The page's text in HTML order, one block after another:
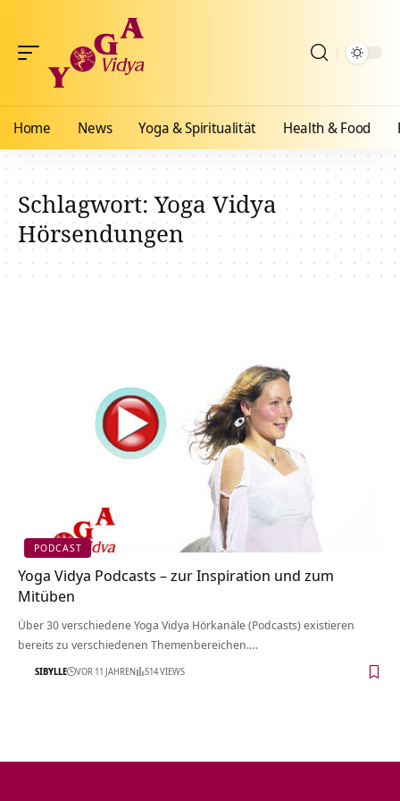
Home News Yoga & Spiritualität Health & Food
Schlagwort:Yoga Vidya
Hörsendungen
PODCAST
Yoga Vidya Podcasts – zur Inspiration und zum
Mitüben
Über 30 verschiedene Yoga Vidya Hörkanäle (Podcasts) existieren
bereits zu verschiedenen Themenbereichen.…
SIBYLLE VOR 11 JAHREN 514 VIEWS